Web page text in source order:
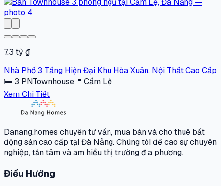
7.3 tỷ ₫
Nhà Phố 3 Tầng Hiện Đại Khu Hòa Xuân, Nội Thất Cao Cấp
🛏 3 PNTownhouse📍 Cẩm Lệ
Xem Chi Tiết
Danang.homes chuyên tư vấn, mua bán và cho thuê bất
động sản cao cấp tại Đà Nẵng. Chúng tôi đề cao sự chuyên
nghiệp, tận tâm và am hiểu thị trường địa phương.
Điều Hướng